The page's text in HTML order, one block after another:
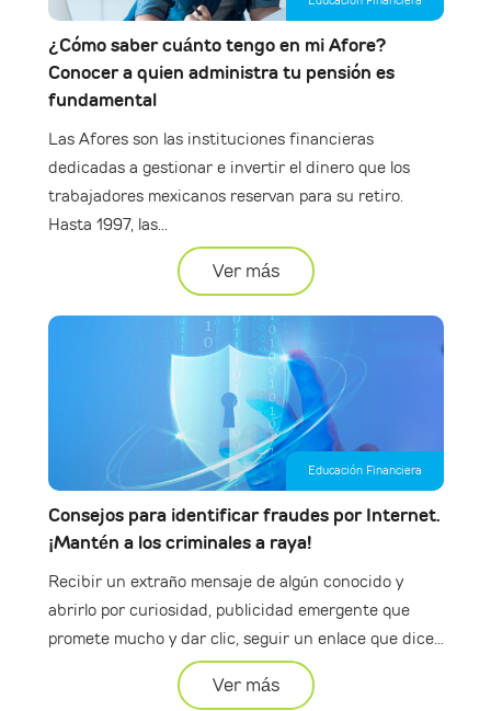
¿Cómo saber cuánto tengo en mi Afore?
Conocer a quien administra tu pensión es
fundamental
Las Afores son las instituciones financieras
dedicadas a gestionar e invertir el dinero que los
trabajadores mexicanos reservan para su retiro.
Hasta 1997, las...
Ver más
Educación Financiera
Consejos para identificar fraudes por Internet.
¡Mantén a los criminales a raya!
Recibir un extraño mensaje de algún conocido y
abrirlo por curiosidad, publicidad emergente que
promete mucho y dar clic, seguir un enlace que dice...
Ver más